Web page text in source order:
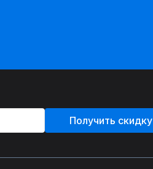
Получить скидку